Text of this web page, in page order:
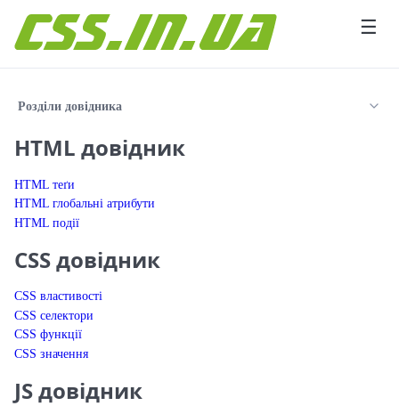
☰
Розділи довідника
HTML довідник
HTML теґи
HTML глобальні атрибути
HTML події
CSS довідник
CSS властивості
CSS селектори
CSS функції
CSS значення
JS довідник